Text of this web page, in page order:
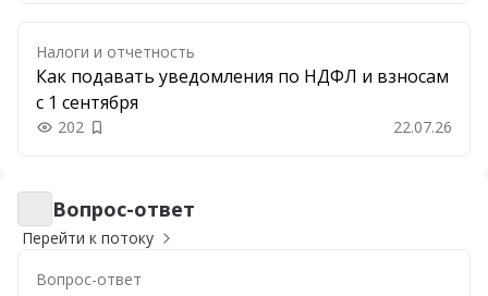
Налоги и отчетность
Как подавать уведомления по НДФЛ и взносам
с 1 сентября
202 Добавить в закладки 22.07.26
Вопрос-ответ
Вопрос-ответ
Перейти к потоку
Вопрос-ответ